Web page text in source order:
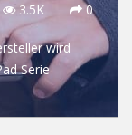
3.5K 0
wird
Serie